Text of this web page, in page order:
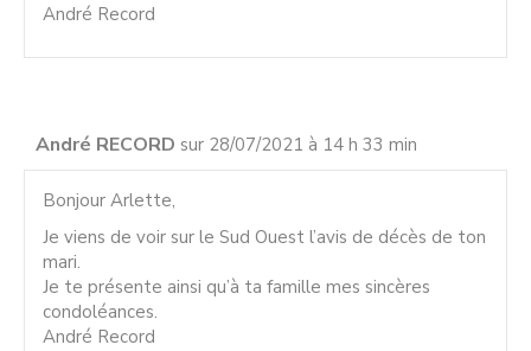
André Record
André RECORD sur 28/07/2021 à 14 h 33 min
Bonjour Arlette,
Je viens de voir sur le Sud Ouest l’avis de décès de ton
mari.
Je te présente ainsi qu’à ta famille mes sincères
condoléances.
André Record